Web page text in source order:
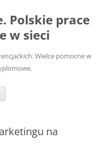
Polskie prace
w sieci
Wielce pomocne w
na